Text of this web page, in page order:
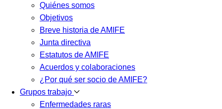
Quiénes somos
Objetivos
Breve historia de AMIFE
Junta directiva
Estatutos de AMIFE
Acuerdos y colaboraciones
¿Por qué ser socio de AMIFE?
Grupos trabajo
Enfermedades raras